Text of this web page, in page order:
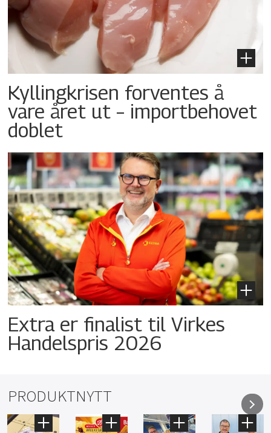
Kyllingkrisen forventes å
vare året ut – importbehovet
doblet
Extra er finalist til Virkes
Handelspris 2026
PRODUKTNYTT